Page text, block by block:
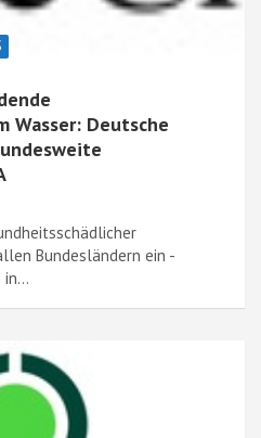
Wasser: Deutsche
Bundesländern ein -
in…